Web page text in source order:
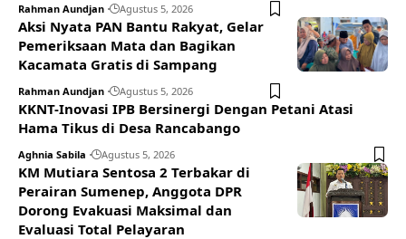
Rahman Aundjan Agustus 5, 2026
Aksi Nyata PAN Bantu Rakyat, Gelar
Pemeriksaan Mata dan Bagikan
Kacamata Gratis di Sampang
Rahman Aundjan Agustus 5, 2026
KKNT-Inovasi IPB Bersinergi Dengan Petani Atasi
Hama Tikus di Desa Rancabango
Aghnia Sabila Agustus 5, 2026
KM Mutiara Sentosa 2 Terbakar di
Perairan Sumenep, Anggota DPR
Dorong Evakuasi Maksimal dan
Evaluasi Total Pelayaran